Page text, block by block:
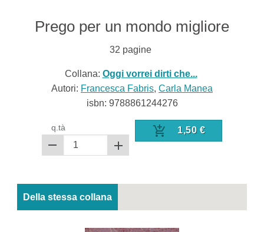
Prego per un mondo migliore
32 pagine
Collana: Oggi vorrei dirti che...
Autori: Francesca Fabris, Carla Manea
isbn: 9788861244276
q.tà 1,50 €
Della stessa collana